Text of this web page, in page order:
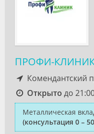
ПРОФИ-
Комендантский
Открыто до
Металлическая
(консультация 0 –